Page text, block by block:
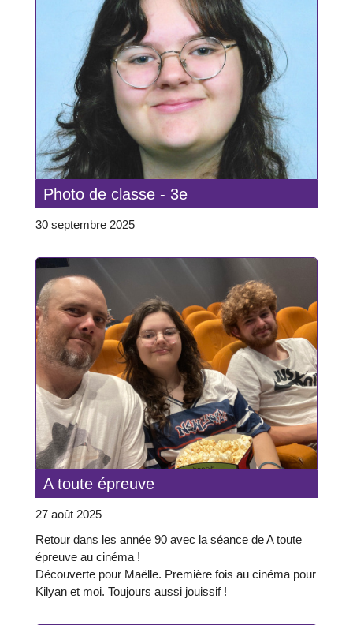
Photo de classe - 3e
30 septembre 2025
A toute épreuve
27 août 2025
Retour dans les année 90 avec la séance de A toute
épreuve au cinéma !
Découverte pour Maëlle. Première fois au cinéma pour
Kilyan et moi. Toujours aussi jouissif !